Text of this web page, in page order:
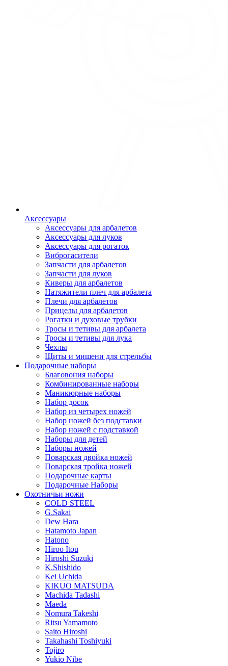
Аксессуары
Аксессуары для арбалетов
Аксессуары для луков
Аксессуары для рогаток
Виброгасители
Запчасти для арбалетов
Запчасти для луков
Киверы для арбалетов
Натяжители плеч для арбалета
Плечи для арбалетов
Прицелы для арбалетов
Рогатки и духовые трубки
Тросы и тетивы для арбалета
Тросы и тетивы для лука
Чехлы
Щиты и мишени для стрельбы
Подарочные наборы
Благовония наборы
Комбинированные наборы
Маникюрные наборы
Набор досок
Набор из четырех ножей
Набор ножей без подставки
Набор ножей с подставкой
Наборы для детей
Наборы ножей
Поварская двойка ножей
Поварская тройка ножей
Подарочные карты
Подарочные Наборы
Охотничьи ножи
COLD STEEL
G.Sakai
Dew Hara
Hatamoto Japan
Hatono
Hiroo Itou
Hiroshi Suzuki
K.Shishido
Kei Uchida
KIKUO MATSUDA
Machida Tadashi
Maeda
Nomura Takeshi
Ritsu Yamamoto
Saito Hiroshi
Takahashi Toshiyuki
Tojiro
Yukio Nibe